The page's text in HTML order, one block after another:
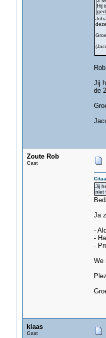
Hij
Jij
de
Zoute Rob
Gast
Jij
niet
Ja
-
-
-
We
klaas
Gast